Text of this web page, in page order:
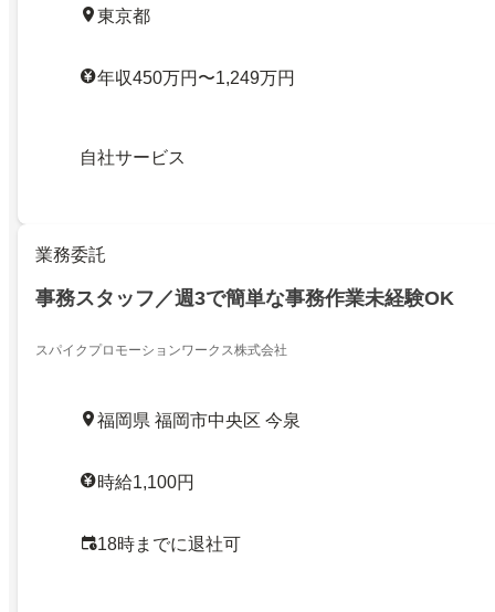
東京都
年収450万円〜1,249万円
自社サービス
業務委託
事務スタッフ／週3で簡単な事務作業未経験OK
スパイクプロモーションワークス株式会社
福岡県 福岡市中央区 今泉
時給1,100円
18時までに退社可